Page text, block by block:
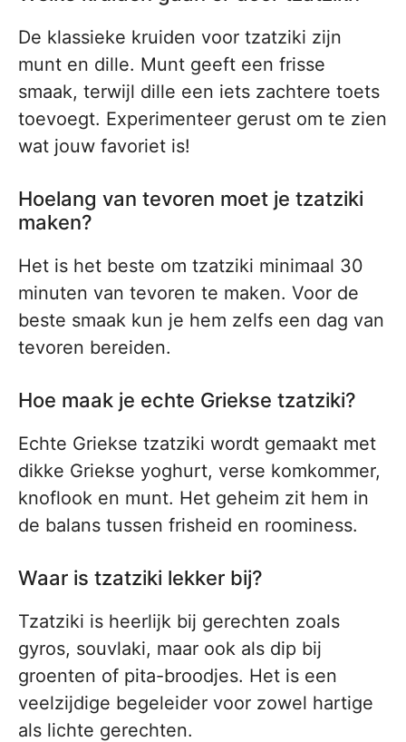
De klassieke kruiden voor tzatziki zijn
munt en dille. Munt geeft een frisse
smaak, terwijl dille een iets zachtere toets
toevoegt. Experimenteer gerust om te zien
wat jouw favoriet is!
Hoelang van tevoren moet je tzatziki
maken?
Het is het beste om tzatziki minimaal 30
minuten van tevoren te maken. Voor de
beste smaak kun je hem zelfs een dag van
tevoren bereiden.
Hoe maak je echte Griekse tzatziki?
Echte Griekse tzatziki wordt gemaakt met
dikke Griekse yoghurt, verse komkommer,
knoflook en munt. Het geheim zit hem in
de balans tussen frisheid en roominess.
Waar is tzatziki lekker bij?
Tzatziki is heerlijk bij gerechten zoals
gyros, souvlaki, maar ook als dip bij
groenten of pita-broodjes. Het is een
veelzijdige begeleider voor zowel hartige
als lichte gerechten.